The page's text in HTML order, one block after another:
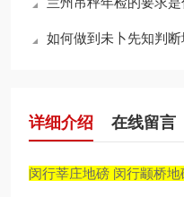
如何做到未卜先知判
详细介绍 在线留言
闵行莘庄地磅 闵行颛桥